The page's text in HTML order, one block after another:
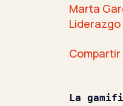
Marta
Liderazgo
Compartir
La